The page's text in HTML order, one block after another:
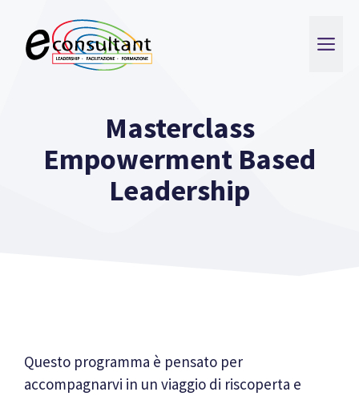
contenuto
Masterclass
Empowerment Based
Leadership
Questo programma è pensato per
accompagnarvi in un viaggio di riscoperta e